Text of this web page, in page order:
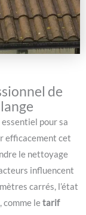
de
pour sa
efficacement cet
le nettoyage
influencent
carrés, l’état
comme letarif